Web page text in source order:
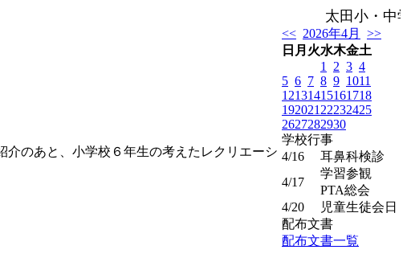
太田小・中
のあと、小学校６年生の考えたレクリエーシ
<< 2026年4月
>>
日 月 火水木金土
1
2 3 4
5 6 7 8 9 1011
12131415161718
192021 22232425
2627282930
学校行事
4/16
耳鼻科検診
4/17
学習参観
PTA総会
4/20
児童生徒会日
配布文書
配布文書一覧